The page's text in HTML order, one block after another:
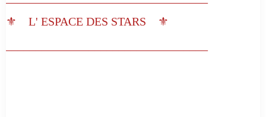
⚜️ L' ESPACE DES STARS ⚜️